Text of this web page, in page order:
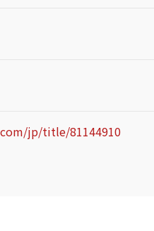
jp/title/81144910